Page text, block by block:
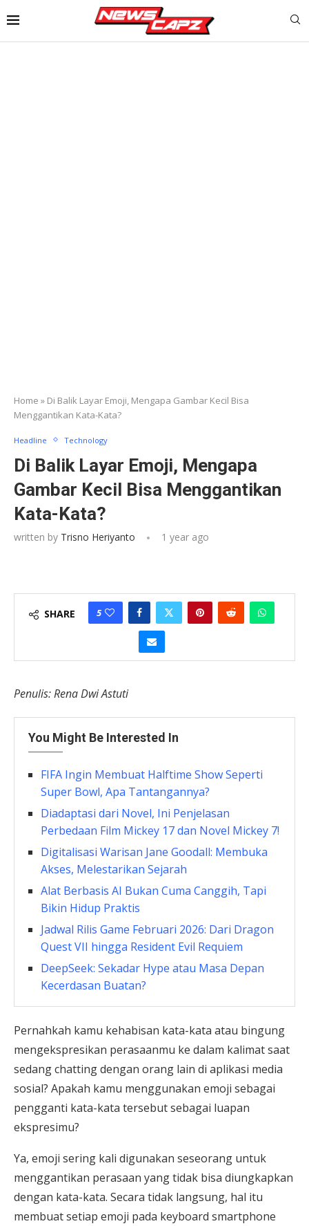
Home » Di Balik Layar Emoji, Mengapa Gambar Kecil Bisa
Menggantikan Kata-Kata?
Headline Technology
Di Balik Layar Emoji, Mengapa
Gambar Kecil Bisa Menggantikan
Kata-Kata?
written by Trisno Heriyanto 1 year ago
SHARE 5
Penulis: Rena Dwi Astuti
You Might Be Interested In
FIFA Ingin Membuat Halftime Show Seperti
Super Bowl, Apa Tantangannya?
Diadaptasi dari Novel, Ini Penjelasan
Perbedaan Film Mickey 17 dan Novel Mickey 7!
Digitalisasi Warisan Jane Goodall: Membuka
Akses, Melestarikan Sejarah
Alat Berbasis AI Bukan Cuma Canggih, Tapi
Bikin Hidup Praktis
Jadwal Rilis Game Februari 2026: Dari Dragon
Quest VII hingga Resident Evil Requiem
DeepSeek: Sekadar Hype atau Masa Depan
Kecerdasan Buatan?
Pernahkah kamu kehabisan kata-kata atau bingung
mengekspresikan perasaanmu ke dalam kalimat saat
sedang chatting dengan orang lain di aplikasi media
sosial? Apakah kamu menggunakan emoji sebagai
pengganti kata-kata tersebut sebagai luapan
ekspresimu?
Ya, emoji sering kali digunakan seseorang untuk
menggantikan perasaan yang tidak bisa diungkapkan
dengan kata-kata. Secara tidak langsung, hal itu
membuat setiap emoji pada keyboard smartphone